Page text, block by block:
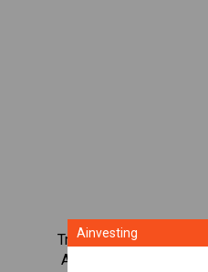
Trgujte s više od 1000
Ainvesting platformi
Ainvesting